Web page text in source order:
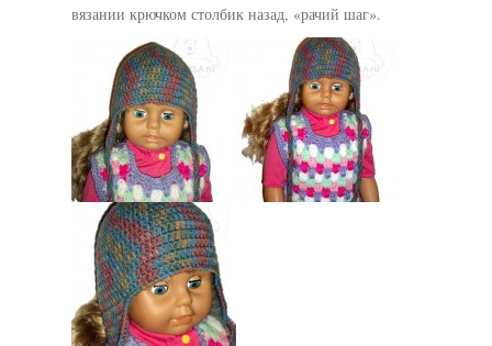
вязании крючком столбик назад, «рачий шаг».